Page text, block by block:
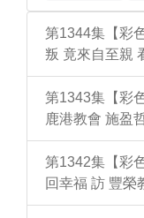
第1344集【彩
叛 竟來自至親
第1343集【彩
鹿港教會 施盈
第1342集【彩
回幸福 訪 豐榮